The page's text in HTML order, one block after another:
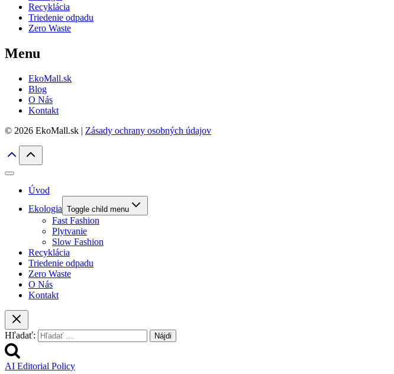
Recyklácia
Triedenie odpadu
Zero Waste
Menu
EkoMall.sk
Blog
O Nás
Kontakt
© 2026 EkoMall.sk | Zásady ochrany osobných údajov
Úvod
Ekologia Toggle child menu
Fast Fashion
Plytvanie
Slow Fashion
Recyklácia
Triedenie odpadu
Zero Waste
O Nás
Kontakt
Hľadať:
AI Editorial Policy